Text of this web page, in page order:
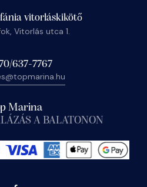
vitorláskikötő
Vitorlás utca 1.
637-7767
Marina
A BALATONON